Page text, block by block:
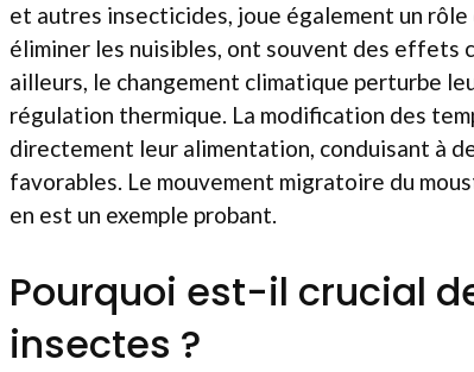
et autres insecticides, joue également un
éliminer les nuisibles, ont souvent des effets
ailleurs, le changement climatique perturbe
régulation thermique. La modification des
directement leur alimentation, conduisant à
favorables. Le mouvement migratoire du
en est un exemple probant.
Pourquoi est-il crucial
insectes ?